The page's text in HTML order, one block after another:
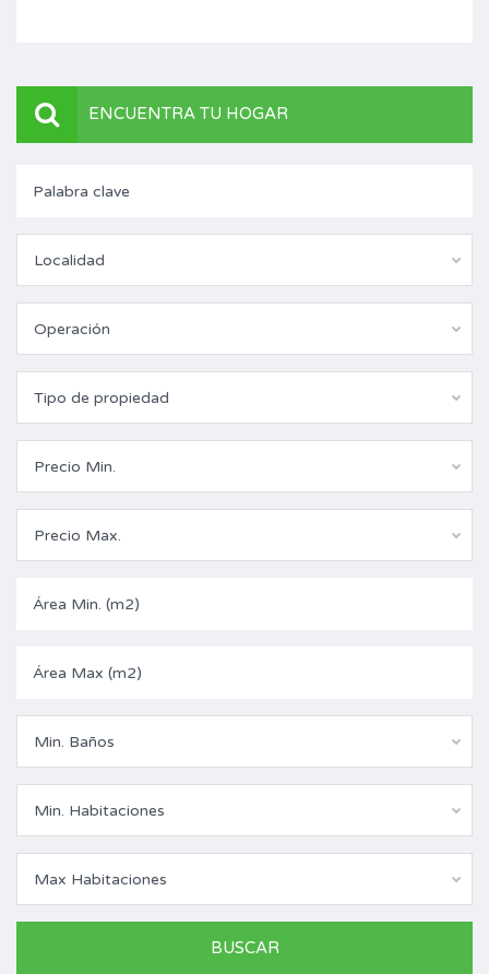
ENCUENTRA TU HOGAR
Localidad
Operación
Tipo de propiedad
Precio Min.
Precio Max.
Min. Baños
Min. Habitaciones
Max Habitaciones